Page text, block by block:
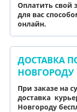
Оплатить
для вас
онлайн.
ДОСТАВКА
НОВГОРОДУ
При заказе на
доставка
Новгороду